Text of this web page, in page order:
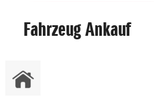
Fahrzeug Ankauf